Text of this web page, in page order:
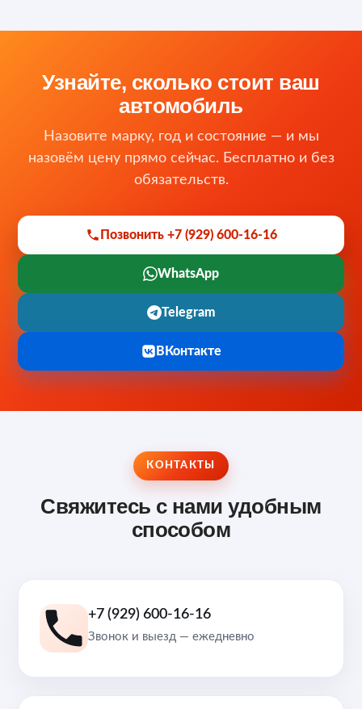
Узнайте, сколько стоит ваш
автомобиль
Назовите марку, год и состояние — и мы
назовём цену прямо сейчас. Бесплатно и без
обязательств.
Позвонить +7 (929) 600-16-16
WhatsApp
Telegram
ВКонтакте
КОНТАКТЫ
Свяжитесь с нами удобным
способом
+7 (929) 600-16-16
Звонок и выезд — ежедневно